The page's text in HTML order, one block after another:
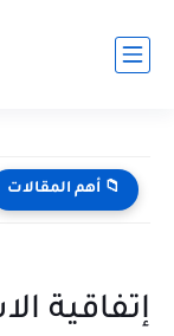
📁 أهم المقالات
إتفاقية